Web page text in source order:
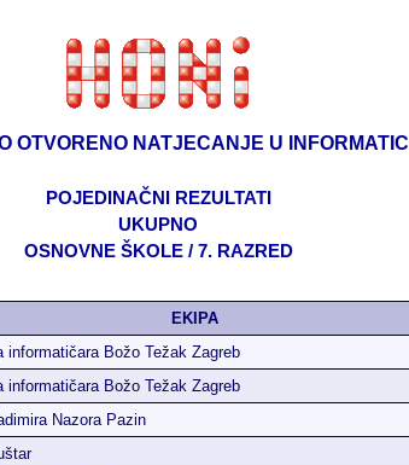
OTVORENO NATJECANJE U INFORMATICI
POJEDINAČNI REZULTATI
UKUPNO
OSNOVNE ŠKOLE / 7. RAZRED
EKIPA
informatičara Božo Težak Zagreb
informatičara Božo Težak Zagreb
Nazora Pazin